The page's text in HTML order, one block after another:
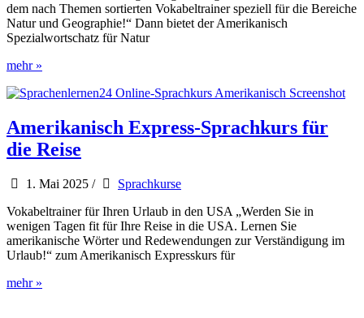
dem nach Themen sortierten Vokabeltrainer speziell für die Bereiche
Natur und Geographie!“ Dann bietet der Amerikanisch
Spezialwortschatz für Natur
Amerikanisch
für
und
Geographie
mehr »
Amerikanisch Express-Sprachkurs für
die Reise
1. Mai 2025 /
Sprachkurse
Vokabeltrainer für Ihren Urlaub in den USA „Werden Sie in
wenigen Tagen fit für Ihre Reise in die USA. Lernen Sie
amerikanische Wörter und Redewendungen zur Verständigung im
Urlaub!“ zum Amerikanisch Expresskurs für
Amerikanisch
mehr »